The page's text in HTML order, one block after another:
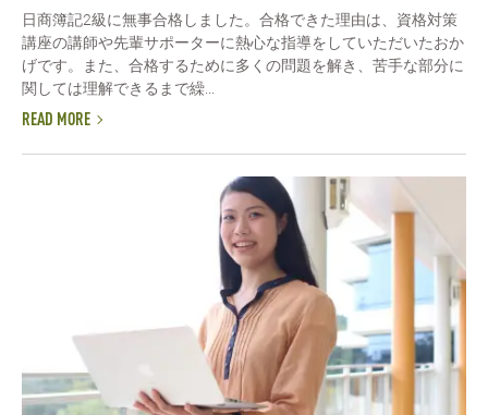
日商簿記2級に無事合格しました。合格できた理由は、資格対策
講座の講師や先輩サポーターに熱心な指導をしていただいたおか
げです。また、合格するために多くの問題を解き、苦手な部分に
関しては理解できるまで繰...
READ MORE